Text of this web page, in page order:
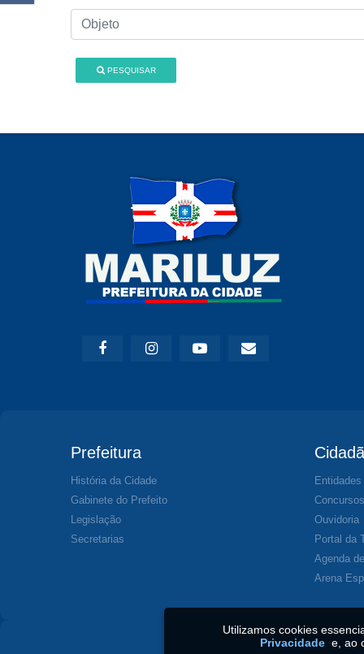
PESQUISAR
Prefeitura
História da Cidade
Gabinete do Prefeito
Legislação
Secretarias
Entidades
Concursos
Ouvidoria
Portal da
Agenda
Arena
Utilizamos cookies
Privacidade e, ao